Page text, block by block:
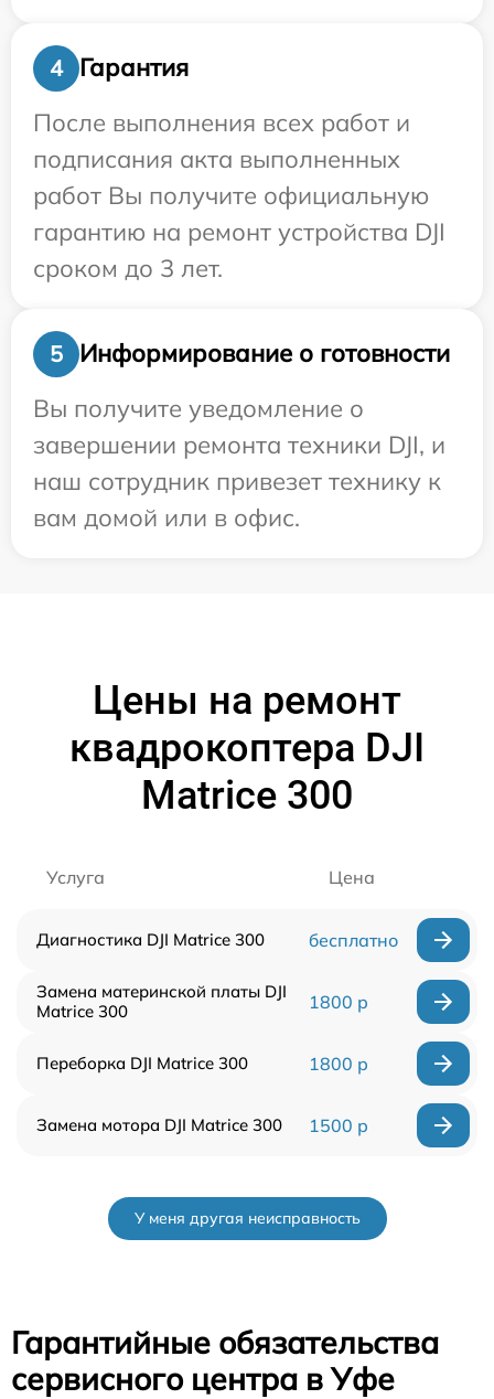
4
Гарантия
После выполнения всех работ и
подписания акта выполненных
работ Вы получите официальную
гарантию на ремонт устройства DJI
сроком до 3 лет.
5
Информирование о готовности
Вы получите уведомление о
завершении ремонта техники DJI, и
наш сотрудник привезет технику к
вам домой или в офис.
Цены на ремонт
квадрокоптера DJI
Matrice 300
Услуга Цена
Диагностика DJI Matrice 300 бесплатно
Замена материнской платы DJI
Matrice 300
1800 р
Переборка DJI Matrice 300 1800 р
Замена мотора DJI Matrice 300 1500 р
У меня другая неисправность
Гарантийные обязательства
сервисного центра в Уфе